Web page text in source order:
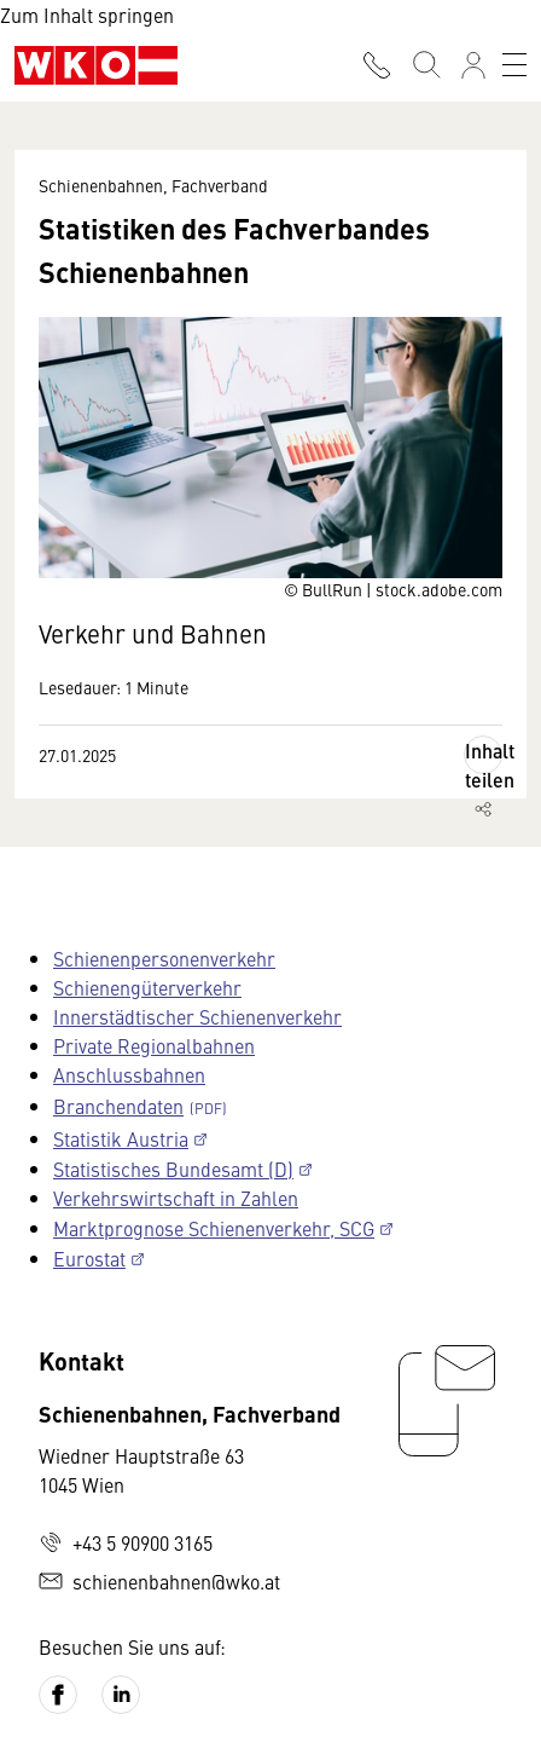
Zum Inhalt springen
© BullRun | stock.adobe.com
Schienenbahnen, Fachverband
Statistiken des Fachverbandes
Schienenbahnen
Verkehr und Bahnen
Lesedauer: 1 Minute
27.01.2025
Inhalt
teilen
Schienenpersonenverkehr
Schienengüterverkehr
Innerstädtischer Schienenverkehr
Private Regionalbahnen
Anschlussbahnen
Branchendaten
Statistik Austria
Statistisches Bundesamt (D)
Verkehrswirtschaft in Zahlen
Marktprognose Schienenverkehr, SCG
Eurostat
Kontakt
Schienenbahnen, Fachverband
Wiedner Hauptstraße 63
1045 Wien
+43 5 90900 3165
schienenbahnen@wko.at
Besuchen Sie uns auf: